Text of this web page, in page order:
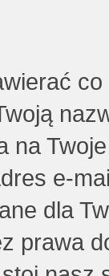
e-
dla
prawa